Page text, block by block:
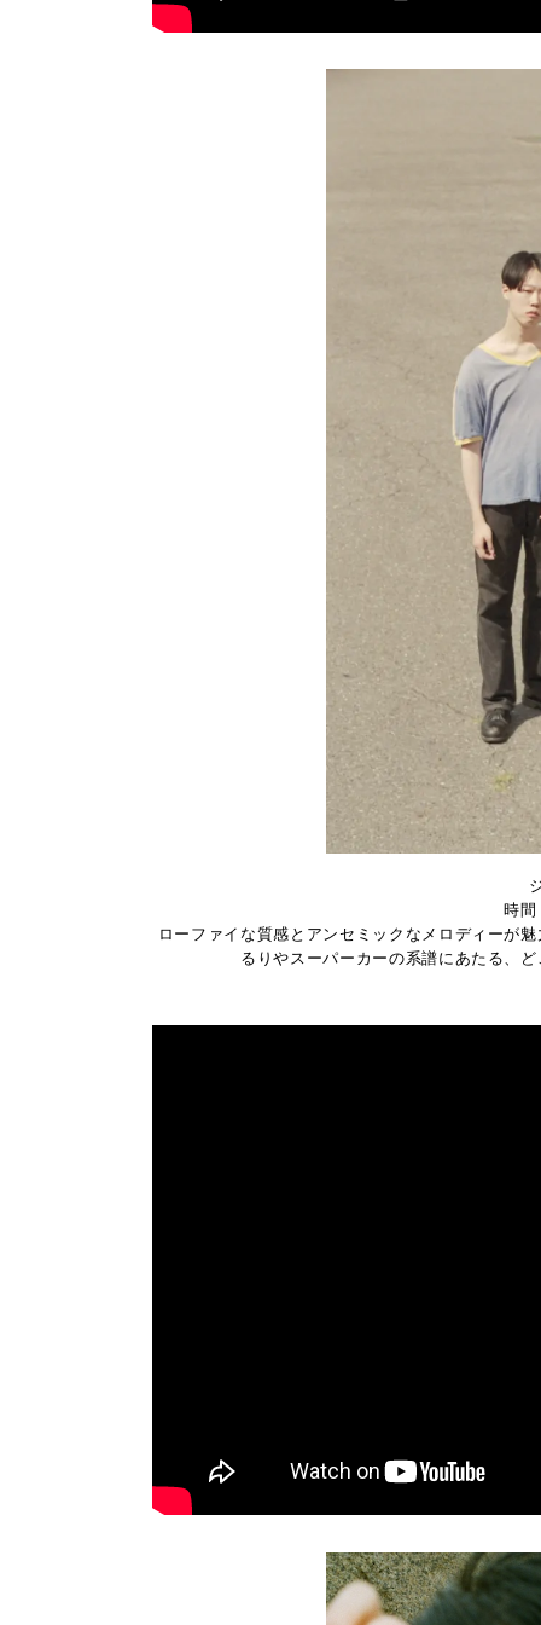
時
ローファイな質感とアンセミックなメロディーが
るりやスーパーカーの系譜にあたる、